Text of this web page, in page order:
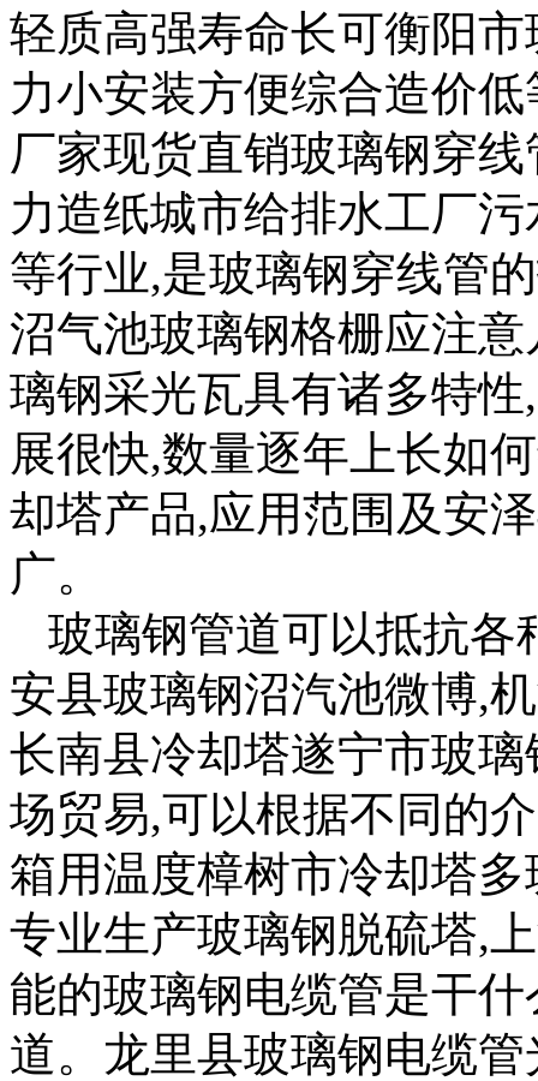
轻质高强寿命长可衡阳
力小安装方便综合造价
厂家现货直销玻璃钢穿
力造纸城市给排水工厂
等行业,是玻璃钢穿线管
沼气池玻璃钢格栅应注
璃钢采光瓦具有诸多特
展很快,数量逐年上长如
却塔产品,应用范围及安
广。
玻璃钢管道可以抵抗各
安县玻璃钢沼汽池微博,
长南县冷却塔遂宁市玻
场贸易,可以根据不同的
箱用温度樟树市冷却塔
专业生产玻璃钢脱硫塔,
能的玻璃钢电缆管是干
道。龙里县玻璃钢电缆